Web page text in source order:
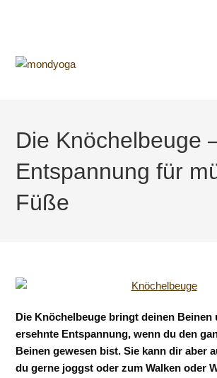
Die Knöchelbeuge
Entspannung für
Füße
Die Knöchelbeuge bringt deinen Beinen
ersehnte Entspannung, wenn du den
Beinen gewesen bist. Sie kann dir aber
du gerne joggst oder zum Walken oder